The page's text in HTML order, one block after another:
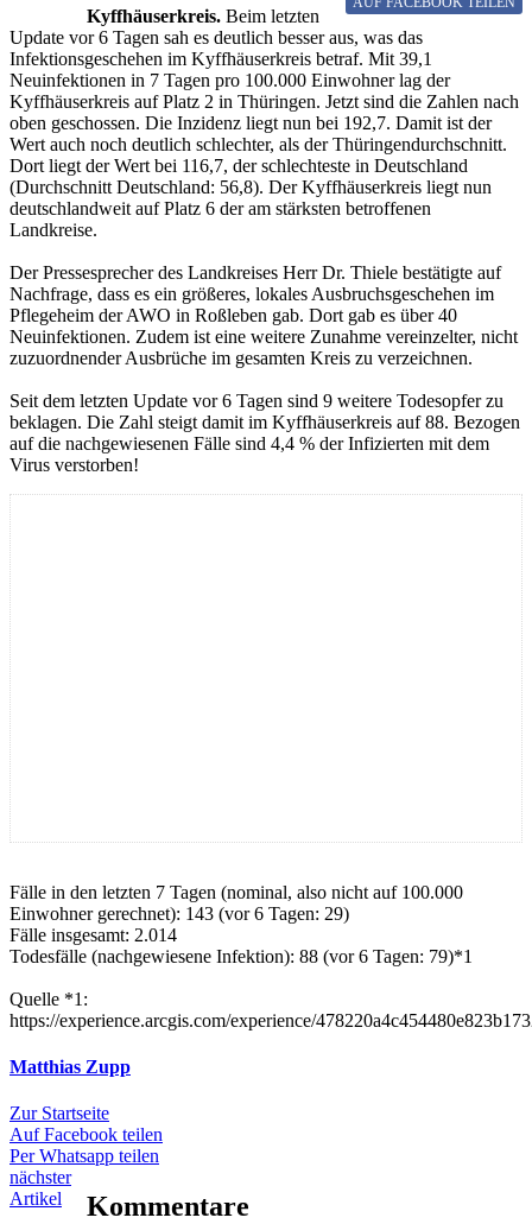
Kyffhäuserkreis. Beim letzten
Update vor 6 Tagen sah es deutlich besser aus, was das
Infektionsgeschehen im Kyffhäuserkreis betraf. Mit 39,1
Neuinfektionen in 7 Tagen pro 100.000 Einwohner lag der
Kyffhäuserkreis auf Platz 2 in Thüringen. Jetzt sind die Zahlen nach
oben geschossen. Die Inzidenz liegt nun bei 192,7. Damit ist der
Wert auch noch deutlich schlechter, als der Thüringendurchschnitt.
Dort liegt der Wert bei 116,7, der schlechteste in Deutschland
(Durchschnitt Deutschland: 56,8). Der Kyffhäuserkreis liegt nun
deutschlandweit auf Platz 6 der am stärksten betroffenen
Landkreise.
Der Pressesprecher des Landkreises Herr Dr. Thiele bestätigte auf
Nachfrage, dass es ein größeres, lokales Ausbruchsgeschehen im
Pflegeheim der AWO in Roßleben gab. Dort gab es über 40
Neuinfektionen. Zudem ist eine weitere Zunahme vereinzelter, nicht
zuzuordnender Ausbrüche im gesamten Kreis zu verzeichnen.
Seit dem letzten Update vor 6 Tagen sind 9 weitere Todesopfer zu
beklagen. Die Zahl steigt damit im Kyffhäuserkreis auf 88. Bezogen
auf die nachgewiesenen Fälle sind 4,4 % der Infizierten mit dem
Virus verstorben!
Fälle in den letzten 7 Tagen (nominal, also nicht auf 100.000
Einwohner gerechnet): 143 (vor 6 Tagen: 29)
Fälle insgesamt: 2.014
Todesfälle (nachgewiesene Infektion): 88 (vor 6 Tagen: 79)*1
Quelle *1:
https://experience.arcgis.com/experience/
Matthias Zupp
Zur Startseite
Auf Facebook teilen
Per Whatsapp teilen
nächster
Artikel
Kommentare